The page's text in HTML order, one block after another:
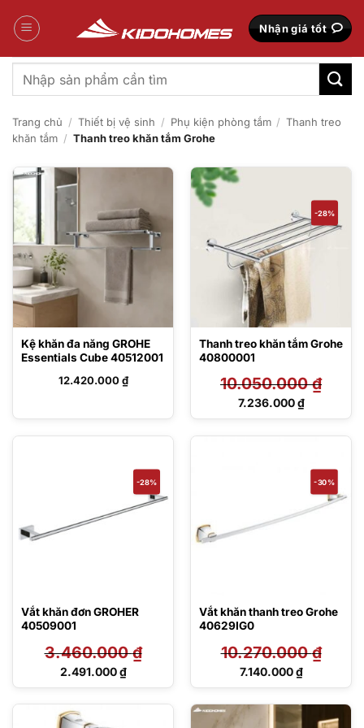
qua
Nhận giá tốt
Tìm
kiếm:
Trang chủ / Thiết bị vệ sinh / Phụ kiện phòng tắm / Thanh treo
khăn tắm / Thanh treo khăn tắm Grohe
Kệ khăn đa năng GROHE
Essentials Cube 40512001
12.420.000₫
-28%
Thanh treo khăn tắm Grohe
40800001
10.050.000₫
Giá
10.050.000 ₫.
7.236.000₫
Giá
7.236.000 ₫.
-28%
Vắt khăn đơn GROHER
40509001
3.460.000₫
Giá
2.491.000₫
Giá
là:
-30%
Vắt khăn thanh treo Grohe
40629IG0
10.270.000₫
Giá
10.270.000 ₫.
7.140.000₫
Giá
tại
là: